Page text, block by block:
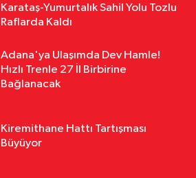
Karataş-Yumurtalık Sahil Yolu Tozlu
Raflarda Kaldı
Adana'ya Ulaşımda Dev Hamle!
Hızlı Trenle 27 İl Birbirine
Bağlanacak
Kiremithane Hattı Tartışması
Büyüyor